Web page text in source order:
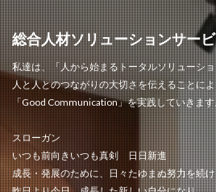
総合人材ソリューションサー
私達は、「人から始まるトータルソリューシ
人と人とのつながりの大切さを伝えることに
「Good Communication」を実践していきま
スローガン
いつも前向きいつも真剣 日日新進
成長・発展のために、日々たゆまぬ努力を続け